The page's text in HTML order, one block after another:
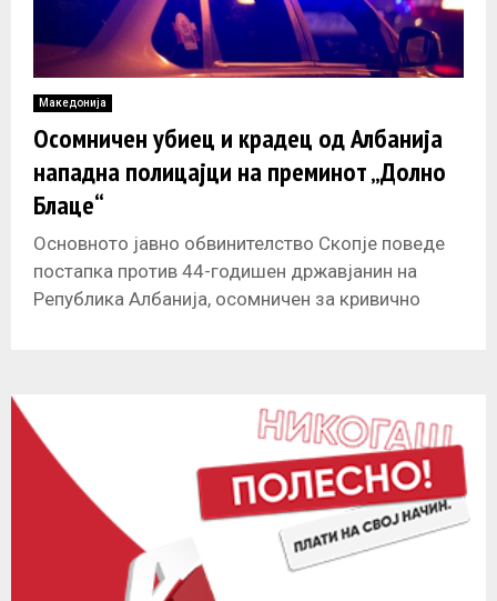
Македонија
Осомничен убиец и крадец од Албанија
нападна полицајци на преминот „Долно
Блаце“
Основното јавно обвинителство Скопје поведе
постапка против 44-годишен државјанин на
Република Албанија, осомничен за кривично